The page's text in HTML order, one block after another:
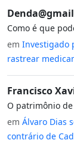
Como é que
em Investigado
rastrear
Francisco
O patrimônio
em Álvaro Dias
contrário de